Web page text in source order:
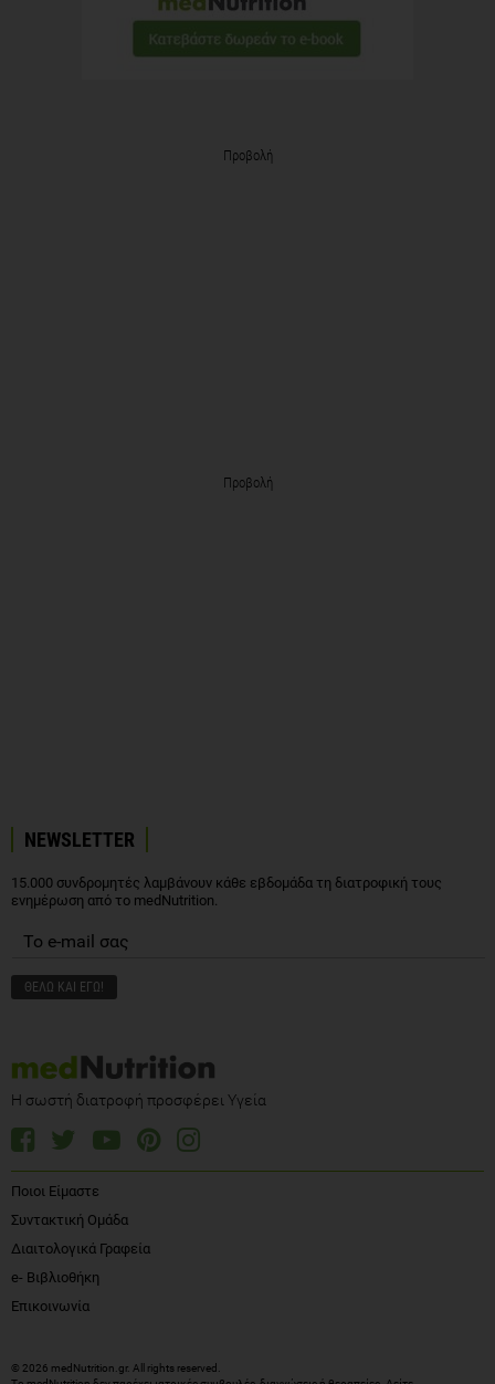
Προβολή
Προβολή
NEWSLETTER
15.000 συνδρομητές λαμβάνουν κάθε εβδομάδα τη διατροφική τους
ενημέρωση από το medNutrition.
Η σωστή διατροφή προσφέρει Υγεία
Ποιοι Είμαστε
Συντακτική Ομάδα
Διαιτολογικά Γραφεία
e- Βιβλιοθήκη
Επικοινωνία
© 2026 medNutrition.gr. All rights reserved.